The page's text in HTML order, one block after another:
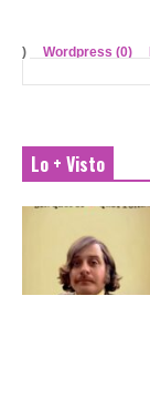
) Wordpress (0)
Lo + Visto